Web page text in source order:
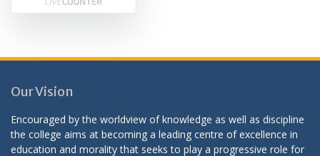
Our Vision
Encouraged by the worldview of knowledge as well as discipline
the college aims at becoming a leading centre of excellence in
education and morality that seeks to play a progressive role for